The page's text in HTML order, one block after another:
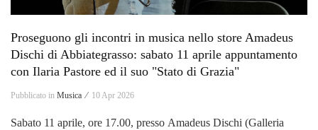
Proseguono gli incontri in musica nello store Amadeus
Dischi di Abbiategrasso: sabato 11 aprile appuntamento
con Ilaria Pastore ed il suo "Stato di Grazia"
Pubblicato in Musica ⁄ 10 Apr 2026
Sabato 11 aprile, ore 17.00, presso Amadeus Dischi (Galleria